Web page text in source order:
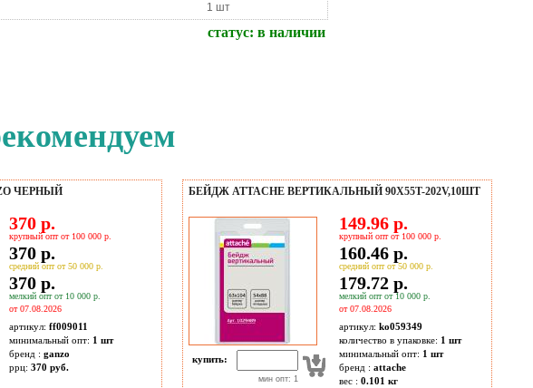
1 шт
статус: в наличии
ЧЕРНЫЙ
370 р.
крупный опт от 100 000 р.
370 р.
средний опт от 50 000 р.
370 р.
мелкий опт от 10 000 р.
от 07.08.2026
артикул:ff009011
минимальный опт: 1 шт
бренд :ganzo
ррц:370 руб.
БЕЙДЖ ATTACHE ВЕРТИКАЛЬНЫЙ 90Х55T-202V,10ШТ
купить:
мин опт: 1
149.96 р.
крупный опт от 100 000 р.
160.46 р.
средний опт от 50 000 р.
179.72 р.
мелкий опт от 10 000 р.
от 07.08.2026
артикул: ko059349
количество в упаковке: 1 шт
минимальный опт: 1 шт
бренд : attache
вес : 0.101 кг